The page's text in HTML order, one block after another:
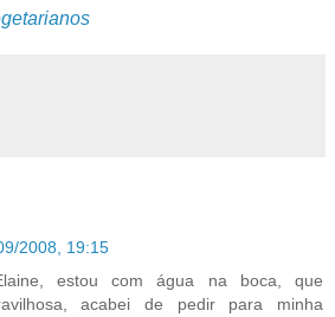
2008, 19:15
estou com água na boca, que
acabei de pedir para minha